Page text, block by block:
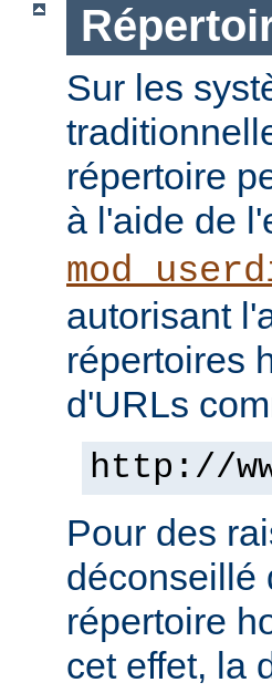
Sur les
répertoire
à l'aide de
autorisant
répertoires
d'URLs
http://
Pour des
déconseillé
répertoire
cet effet, la